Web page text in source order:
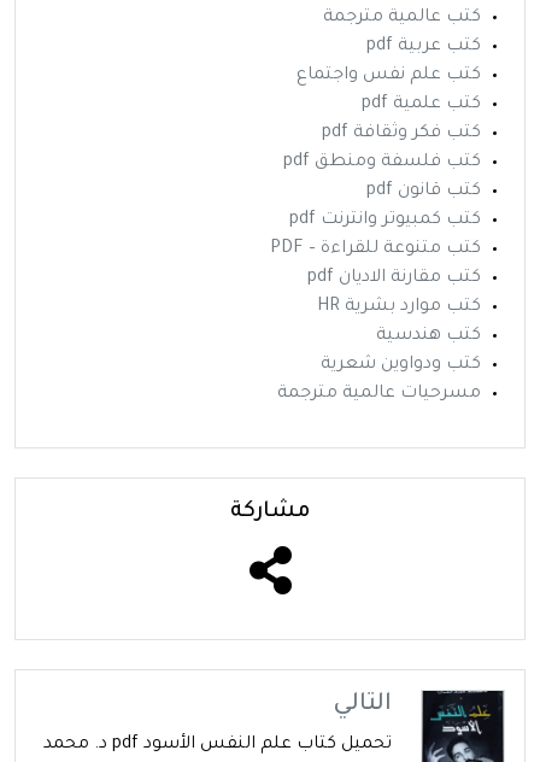
كتب عالمية مترجمة
كتب عربية pdf
كتب علم نفس واجتماع
كتب علمية pdf
كتب فكر وثقافة pdf
كتب فلسفة ومنطق pdf
كتب قانون pdf
كتب كمبيوتر وانترنت pdf
كتب متنوعة للقراءة – PDF
كتب مقارنة الاديان pdf
كتب موارد بشرية HR
كتب هندسية
كتب ودواوين شعرية
مسرحيات عالمية مترجمة
مشاركة
التالي
تحميل كتاب علم النفس الأسود pdf د. محمد